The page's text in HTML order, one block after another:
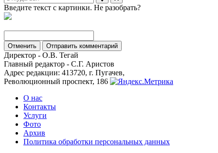
Введите текст с картинки. Не разобрать?
Отменить Отправить комментарий
Директор - О.В. Тегай
Главный редактор - С.Г. Аристов
Адрес редакции: 413720, г. Пугачев,
Революционный проспект, 186
О нас
Контакты
Услуги
Фото
Архив
Политика обработки персональных данных